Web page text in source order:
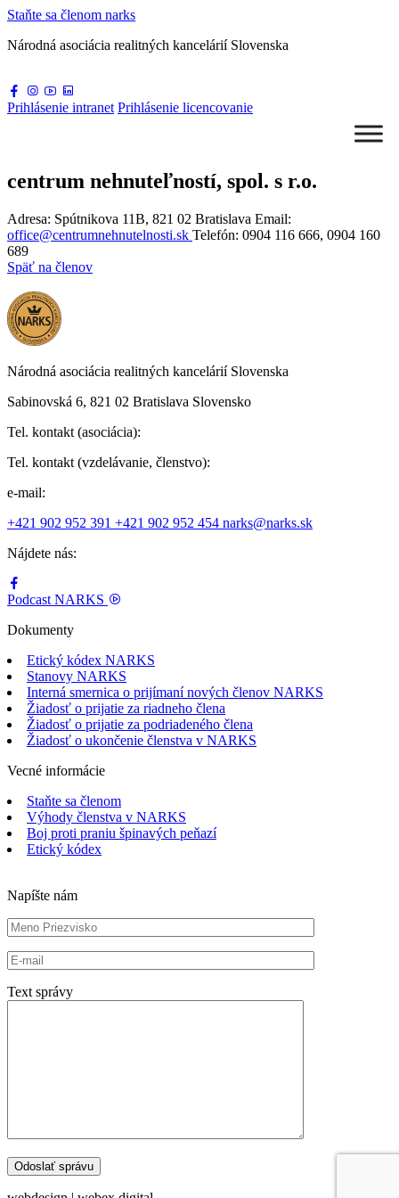
Staňte sa členom narks
Národná asociácia realitných kancelárií Slovenska
Prihlásenie intranet Prihlásenie licencovanie
centrum nehnuteľností, spol. s r.o.
Adresa: Spútnikova 11B, 821 02 Bratislava Email:
office@centrumnehnutelnosti.sk Telefón: 0904 116 666, 0904 160
689
Späť na členov
Národná asociácia realitných kancelárií Slovenska
Sabinovská 6, 821 02 Bratislava Slovensko
Tel. kontakt (asociácia):
Tel. kontakt (vzdelávanie, členstvo):
e-mail:
+421 902 952 391 +421 902 952 454 narks@narks.sk
Nájdete nás:
Podcast NARKS
Dokumenty
Etický kódex NARKS
Stanovy NARKS
Interná smernica o prijímaní nových členov NARKS
Žiadosť o prijatie za riadneho člena
Žiadosť o prijatie za podriadeného člena
Žiadosť o ukončenie členstva v NARKS
Vecné informácie
Staňte sa členom
Výhody členstva v NARKS
Boj proti praniu špinavých peňazí
Etický kódex
Napíšte nám
Text správy